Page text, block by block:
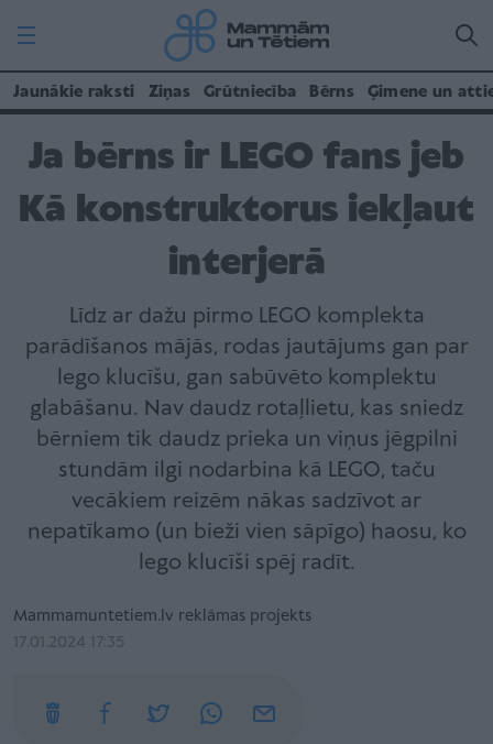
Jaunākie raksti Ziņas Grūtniecība Bērns Ģimene un
Ja bērns ir LEGO fans jeb
Kā konstruktorus iekļaut
interjerā
Līdz ar dažu pirmo LEGO komplekta
parādīšanos mājās, rodas jautājums gan par
lego klucīšu, gan sabūvēto komplektu
glabāšanu. Nav daudz rotaļlietu, kas sniedz
bērniem tik daudz prieka un viņus jēgpilni
stundām ilgi nodarbina kā LEGO, taču
vecākiem reizēm nākas sadzīvot ar
nepatīkamo (un bieži vien sāpīgo) haosu, ko
lego klucīši spēj radīt.
Mammamuntetiem.lv reklāmas projekts
17.01.2024 17:35